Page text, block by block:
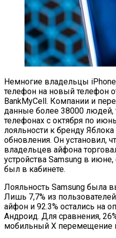
Немногие владельцы
телефон на новый телефон
BankMyCell. Компании и
данные более 38000 людей,
телефонах с октября по
лояльности к бренду
обновления. Он установил,
владельцев айфона
устройства Samsung в
был в кабинете.
Лояльность Samsung была
Лишь 7,7% из
айфон и 92.3% остались на
Андроид. Для сравнения,
мобильный Х перемещение